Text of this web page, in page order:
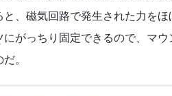
、磁気回路で発生された力を
がっちり固定できるので、マ
。